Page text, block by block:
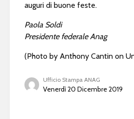
auguri di buone feste.
Paola Soldi
Presidente federale Anag
(Photo by Anthony Cantin on
Ufficio Stampa ANAG
Venerdì 20 Dicembre 2019